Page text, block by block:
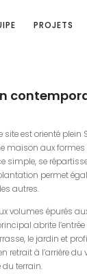
PROJETS
est orienté plein
maison aux formes
simple, se
permet
autres.
volumes épurés
abrite
le jardin et
retrait à l’arrière
du terrain.